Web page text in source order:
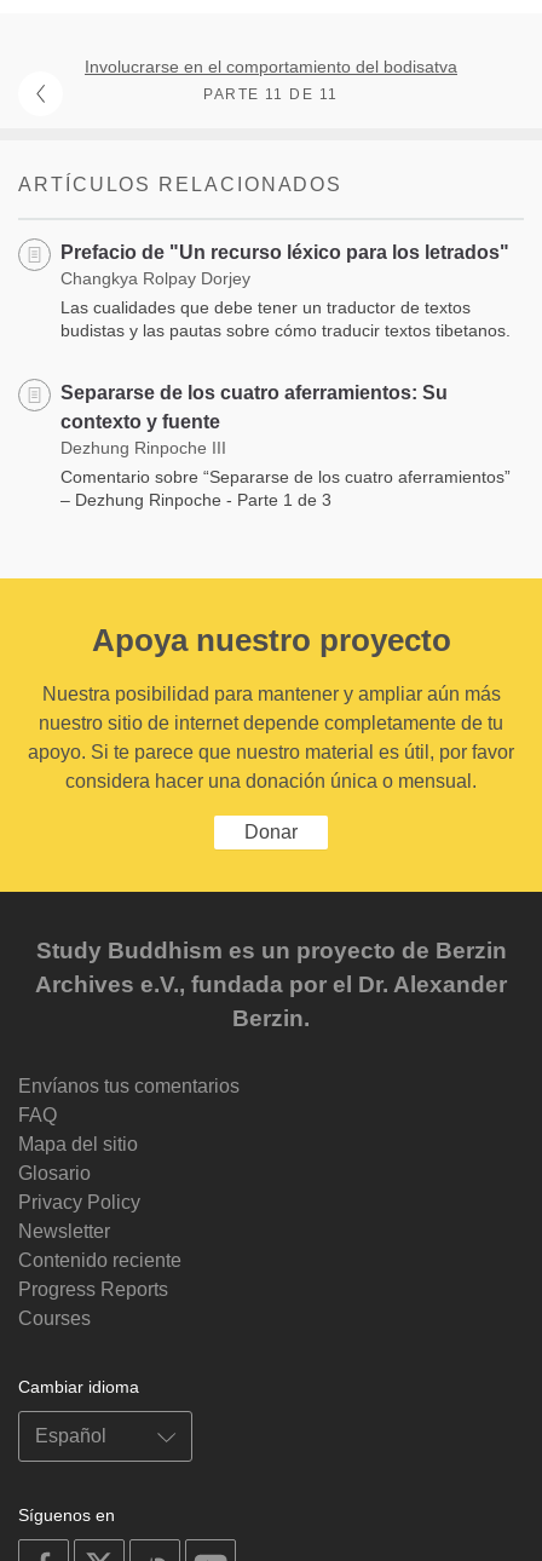
Involucrarse en el comportamiento del bodisatva
PARTE 11 DE 11
ARTÍCULOS RELACIONADOS
Prefacio de "Un recurso léxico para los letrados"
Changkya Rolpay Dorjey
Las cualidades que debe tener un traductor de textos
budistas y las pautas sobre cómo traducir textos tibetanos.
Separarse de los cuatro aferramientos: Su
contexto y fuente
Dezhung Rinpoche III
Comentario sobre “Separarse de los cuatro aferramientos”
– Dezhung Rinpoche - Parte 1 de 3
Apoya nuestro proyecto
Nuestra posibilidad para mantener y ampliar aún más
nuestro sitio de internet depende completamente de tu
apoyo. Si te parece que nuestro material es útil, por favor
considera hacer una donación única o mensual.
Donar
Study Buddhism es un proyecto de Berzin
Archives e.V., fundada por el Dr. Alexander
Berzin.
Envíanos tus comentarios
FAQ
Mapa del sitio
Glosario
Privacy Policy
Newsletter
Contenido reciente
Progress Reports
Courses
Cambiar idioma
Síguenos en
on